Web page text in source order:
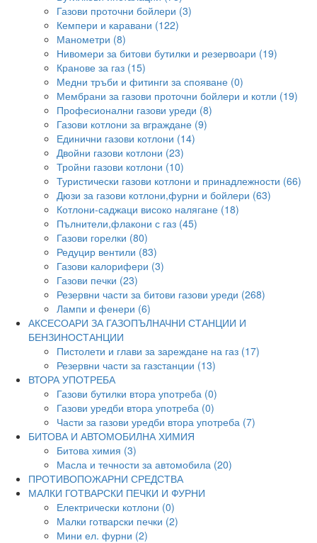
Газови проточни бойлери (3)
Кемпери и каравани (122)
Манометри (8)
Нивомери за битови бутилки и резервоари (19)
Кранове за газ (15)
Медни тръби и фитинги за спояване (0)
Мембрани за газови проточни бойлери и котли (19)
Професионални газови уреди (8)
Газови котлони за вграждане (9)
Единични газови котлони (14)
Двойни газови котлони (23)
Тройни газови котлони (10)
Туристически газови котлони и принадлежности (66)
Дюзи за газови котлони,фурни и бойлери (63)
Котлони-саджаци високо налягане (18)
Пълнители,флакони с газ (45)
Газови горелки (80)
Редуцир вентили (83)
Газови калорифери (3)
Газови печки (23)
Резервни части за битови газови уреди (268)
Лампи и фенери (6)
АКСЕСОАРИ ЗА ГАЗОПЪЛНАЧНИ СТАНЦИИ И
БЕНЗИНОСТАНЦИИ
Пистолети и глави за зареждане на газ (17)
Резервни части за газстанции (13)
ВТОРА УПОТРЕБА
Газови бутилки втора употреба (0)
Газови уредби втора употреба (0)
Части за газови уредби втора употреба (7)
БИТОВА И АВТОМОБИЛНА ХИМИЯ
Битова химия (3)
Масла и течности за автомобила (20)
ПРОТИВОПОЖАРНИ СРЕДСТВА
МАЛКИ ГОТВАРСКИ ПЕЧКИ И ФУРНИ
Електрически котлони (0)
Малки готварски печки (2)
Мини ел. фурни (2)